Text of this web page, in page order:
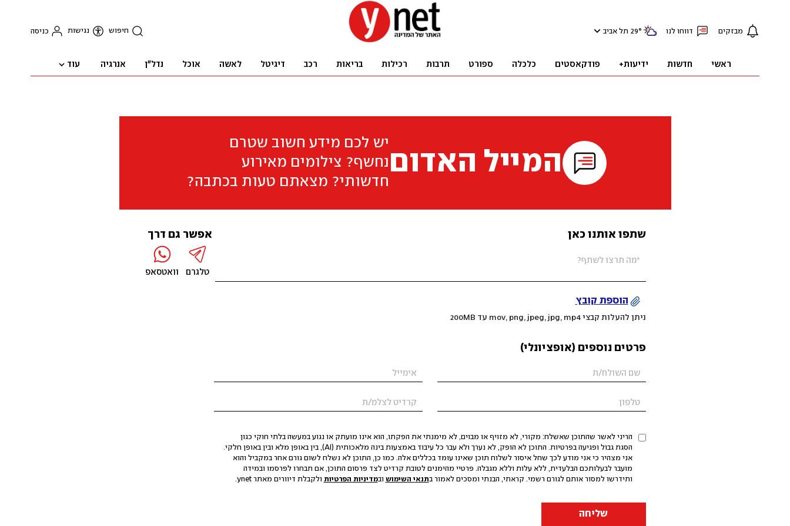
מבזקים דווחו לנו 29° תל אביב חיפוש נגישות כניסה
ראשי חדשות ידיעות+ פודקאסטים כלכלה ספורט תרבות רכילות בריאות רכב דיגיטל לאשה אוכל נדל"ן אנרגיה עוד
המייל האדום
יש לכם מידע חשוב שטרם
נחשף? צילומים מאירוע
חדשותי? מצאתם טעות בכתבה?
שתפו אותנו כאן
הוספת קובץ
ניתן להעלות קבצי mov, png, jpeg, jpg, mp4 עד 200MB
פרטים נוספים (אופציונלי)
הריני לאשר שהתוכן שאשלח: מקורי, לא מזויף או מבוים, לא מימנתי את הפקתו, הוא אינו מועתק או נגוע במעשה בלתי חוקי כגון
הסגת גבול ופגיעה בפרטיות. התוכן לא הופק, לא נערך ולא עבר כל עיבוד באמצעות בינה מלאכותית (AI), בין באופן מלא ובין באופן חלקי.
אני מצהיר כי אני מודע לכך שחל איסור לשלוח תוכן שאינו עומד בכללים אלה. כמו כן, התוכן לא נשלח לשום גורם אחר במקביל והוא
מועבר לבעלותכם הבלעדית, ללא עלות וללא מגבלה. פרטיי מהימנים לטובת קרדיט לצד פרסום התוכן, אם תבחרו לפרסמו ובמידה
ותידרשו למסור אותם לגורם רשמי. קראתי, הבנתי ומסכים לאמור בתנאי השימוש ובמדיניות הפרטיות ולקבלת דיוורים מאתר ynet.
שליחה
אפשר גם דרך
טלגרם וואטסאפ